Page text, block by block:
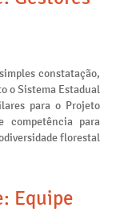
constatação,
o Sistema Estadual
para o Projeto
competência para
florestal
Equipe